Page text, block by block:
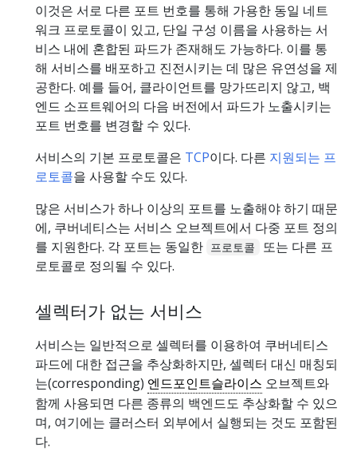
이것은 서로 다른 포트 번호를 통해 가용한 동일 네트
워크 프로토콜이 있고, 단일 구성 이름을 사용하는 서
비스 내에 혼합된 파드가 존재해도 가능하다. 이를 통
해 서비스를 배포하고 진전시키는 데 많은 유연성을 제
공한다. 예를 들어, 클라이언트를 망가뜨리지 않고, 백
엔드 소프트웨어의 다음 버전에서 파드가 노출시키는
포트 번호를 변경할 수 있다.
서비스의 기본 프로토콜은 TCP이다. 다른 지원되는 프
로토콜을 사용할 수도 있다.
많은 서비스가 하나 이상의 포트를 노출해야 하기 때문
에, 쿠버네티스는 서비스 오브젝트에서 다중 포트 정의
를 지원한다. 각 포트는 동일한
프로토콜
또는 다른 프
로토콜로 정의될 수 있다.
셀렉터가 없는 서비스
서비스는 일반적으로 셀렉터를 이용하여 쿠버네티스
파드에 대한 접근을 추상화하지만, 셀렉터 대신 매칭되
는(corresponding) 엔드포인트슬라이스 오브젝트와
함께 사용되면 다른 종류의 백엔드도 추상화할 수 있으
며, 여기에는 클러스터 외부에서 실행되는 것도 포함된
다.